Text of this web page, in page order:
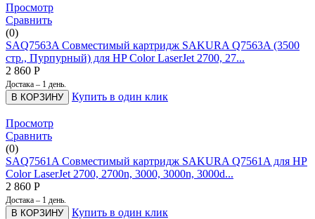
Просмотр
Сравнить
(0)
SAQ7563A Совместимый картридж SAKURA Q7563A (3500
стр., Пурпурный) для HP Color LaserJet 2700, 27...
2 860 Р
Достака – 1 день.
В КОРЗИНУ Купить в один клик
Просмотр
Сравнить
(0)
SAQ7561A Совместимый картридж SAKURA Q7561A для HP
Color LaserJet 2700, 2700n, 3000, 3000n, 3000d...
2 860 Р
Достака – 1 день.
В КОРЗИНУ Купить в один клик